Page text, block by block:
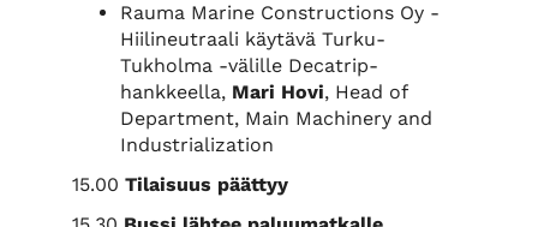
Rauma Marine Constructions Oy -
Hiilineutraali käytävä Turku-
Tukholma -välille Decatrip-
hankkeella, Mari Hovi, Head of
Department, Main Machinery and
Industrialization
15.00 Tilaisuus päättyy